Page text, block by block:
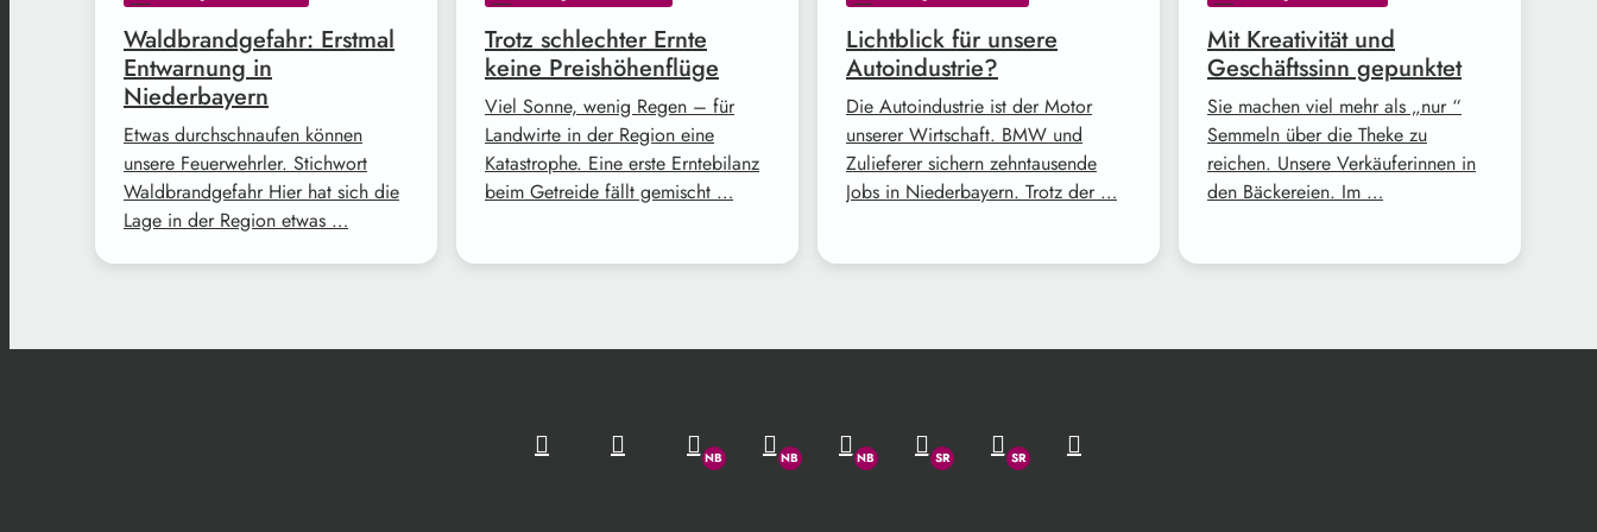
Waldbrandgefahr: Erstmal
Entwarnung in
Niederbayern
Etwas durchschnaufen können
unsere Feuerwehrler. Stichwort
Waldbrandgefahr Hier hat sich die
Lage in der Region etwas …
Trotz schlechter Ernte
keine Preishöhenflüge
Viel Sonne, wenig Regen – für
Landwirte in der Region eine
Katastrophe. Eine erste Erntebilanz
beim Getreide fällt gemischt …
Lichtblick für unsere
Autoindustrie?
Die Autoindustrie ist der Motor
unserer Wirtschaft. BMW und
Zulieferer sichern zehntausende
Jobs in Niederbayern. Trotz der …
Mit Kreativität und
Geschäftssinn gepunktet
Sie machen viel mehr als „nur “
Semmeln über die Theke zu
reichen. Unsere Verkäuferinnen in
den Bäckereien. Im …